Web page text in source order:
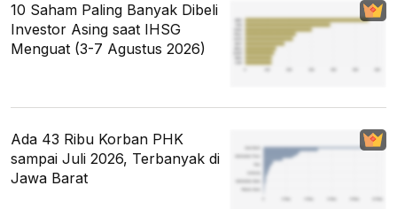
10 Saham Paling Banyak Dibeli
Investor Asing saat IHSG
Menguat (3-7 Agustus 2026)
Ada 43 Ribu Korban PHK
sampai Juli 2026, Terbanyak di
Jawa Barat